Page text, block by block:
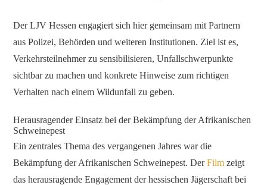
Der LJV Hessen engagiert sich hier gemeinsam mit Partnern
aus Polizei, Behörden und weiteren Institutionen. Ziel ist es,
Verkehrsteilnehmer zu sensibilisieren, Unfallschwerpunkte
sichtbar zu machen und konkrete Hinweise zum richtigen
Verhalten nach einem Wildunfall zu geben.
Herausragender Einsatz bei der Bekämpfung der Afrikanischen
Schweinepest
Ein zentrales Thema des vergangenen Jahres war die
Bekämpfung der Afrikanischen Schweinepest. DerFilm zeigt
das herausragende Engagement der hessischen Jägerschaft bei